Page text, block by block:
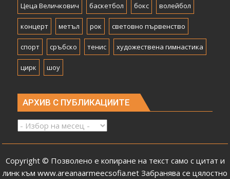
Цеца Величкович баскетбол бокс волейбол
концерт метъл рок световно първенство
спорт сръбско тенис художествена гимнастика
цирк шоу
АРХИВ С ПУБЛИКАЦИИТЕ
Архив
Copyright © Позволено е копиране на текст само с цитат и
линк към www.areanaarmeecsofia.net Забранява се цялостно